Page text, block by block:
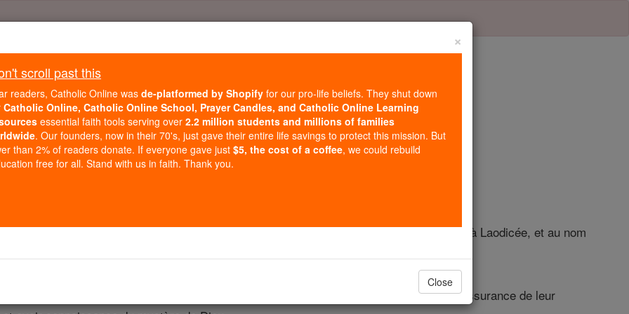
Daily Reading for Thursday, October ...
of the Rosary
Colossiens - Chapitre 2
alors, qu'est-ce un combat que je vais avoir en votre nom et au nom de ceux qui sont à Laodicée, et au nom
dans l'amour et à encourager leur résolution jusqu'à ce qu'ils soient riches en l'assurance de leur
×
scroll past this
readers, Catholic Online was de-platformed by Shopify for our pro-life beliefs. They shut down
Catholic Online, Catholic Online School, Prayer Candles, and Catholic Online Learning
essential faith tools serving over 2.2 million students and millions of families
. Our founders, now in their 70's, just gave their entire life savings to protect this mission. But
than 2% of readers donate. If everyone gave just $5, the cost of a coffee, we could rebuild
free for all. Stand with us in faith. Thank you.
Close